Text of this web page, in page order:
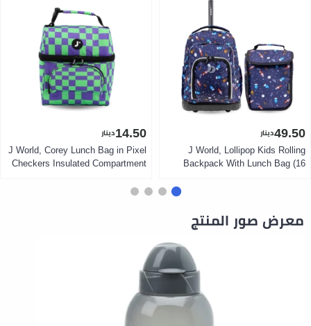
49.50دينار
J World, Lollipop Kids Rolling
Backpack With Lunch Bag (16
Lightweight Suitable for Kids Ages
3 to 9
14.50دينار
J World, Corey Lunch Bag in Pixel
Checkers Insulated Compartment
600D Polyester Compact
معرض صور المنتج